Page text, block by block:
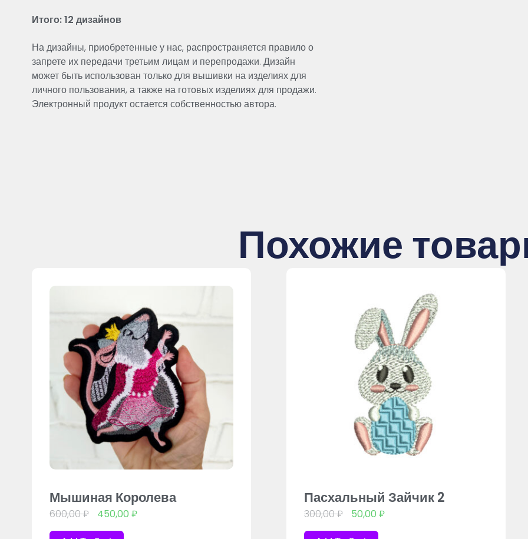
Итого: 12 дизайнов
На дизайны, приобретенные у нас, распространяется правило о
запрете их передачи третьим лицам и перепродажи. Дизайн
может быть использован только для вышивки на изделиях для
личного пользования, а также на готовых изделиях для продажи.
Электронный продукт остается собственностью автора.
Похожие
Мышиная Королева
600,00₽ 450,00 ₽
Пасхальный Зайчик 2
300,00₽ 50,00 ₽